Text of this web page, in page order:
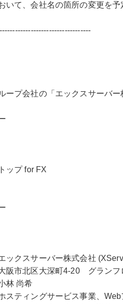
いて、会社名の箇所の変更を予
プ会社の「エックスサーバー
ップ for FX
ーバー株式会社
大深町4-20 グランフロ
尚希
ングサービス事業、Webア